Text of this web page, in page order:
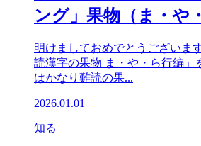
ング」果物（ま・や
明けましておめでとうございま
読漢字の果物 ま・や・ら行編」
はかなり難読の果...
2026.01.01
知る